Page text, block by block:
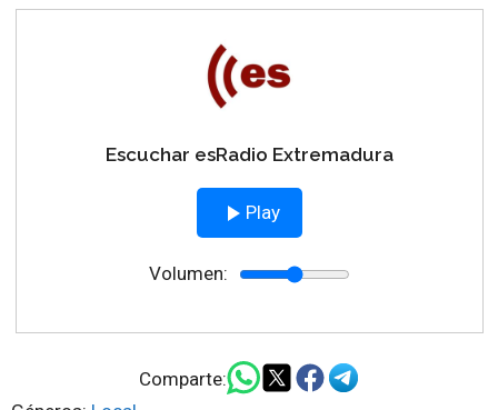
Escuchar esRadio Extremadura
Play
Volumen:
Comparte: